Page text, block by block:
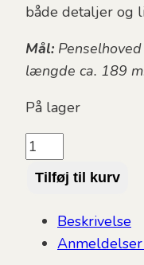
både detaljer og
Mål:
længde ca. 189
På lager
Facepainting
Hub,
Amber
Round
Tilføj til kurv
Beskrivelse